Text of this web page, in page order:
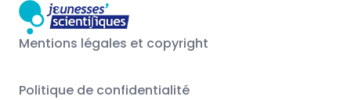
Mentions légales et copyright
Politique de confidentialité